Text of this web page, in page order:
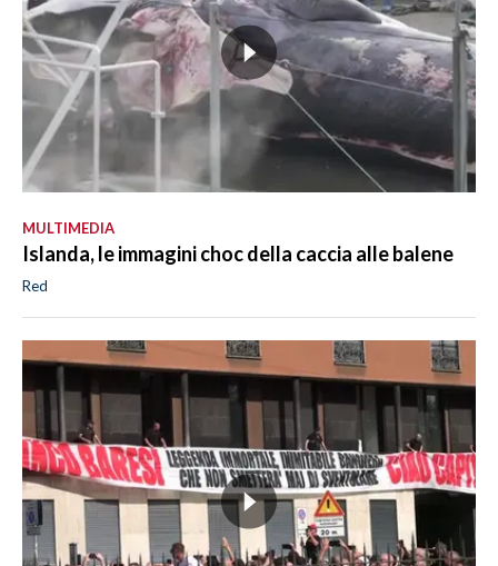
MULTIMEDIA
Islanda, le immagini choc della caccia alle balene
Red